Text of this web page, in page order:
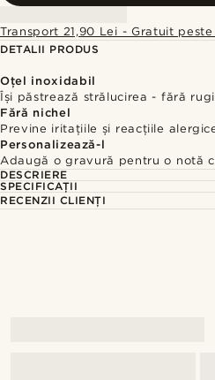
Transport 21,90 Lei - Gratuit
DETALII PRODUS
Oțel inoxidabil
Își păstrează strălucirea - fără
Fără nichel
Previne iritațiile și reacțiile
Personalizează-l
Adaugă o gravură pentru o notă
DESCRIERE
SPECIFICAȚII
RECENZII CLIENȚI